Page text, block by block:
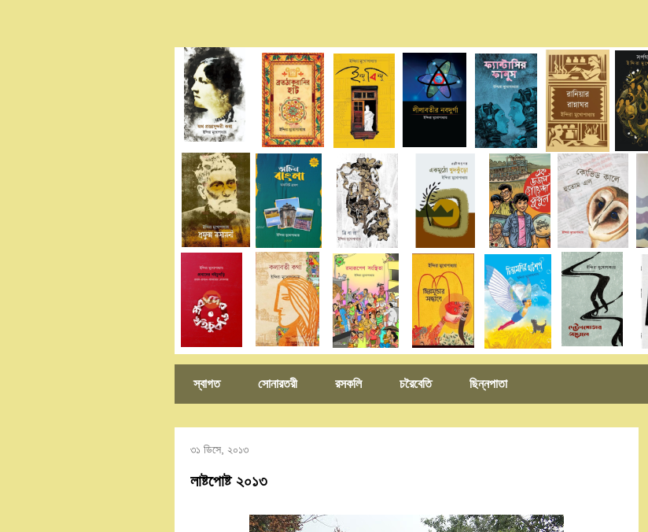
স্বাগত সোনারতরী রসকলি চরৈবেতি ছিন্নপাতা
৩১ ডিসে, ২০১৩
লাষ্টপোষ্ট ২০১৩